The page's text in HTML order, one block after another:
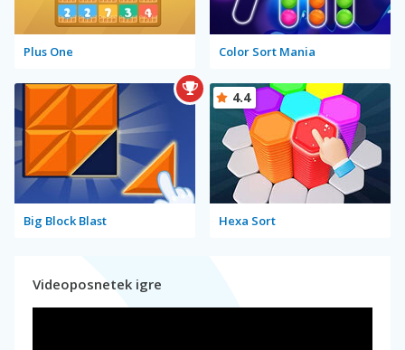
Plus One Color Sort Mania
Big Block Blast Hexa Sort
4.4
Videoposnetek igre